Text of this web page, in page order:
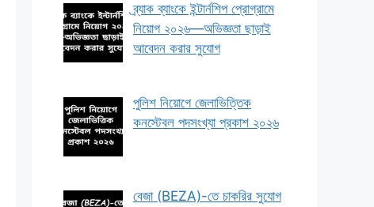
ব্র্যাক ব্যাংকে ইন্টার্নশিপ প্রোগ্রামে
নিয়োগ ২০২৬—অভিজ্ঞতা ছাড়াই
আবেদন করার সুযোগ
পুলিশ নিয়োগে জেলাভিত্তিক
কনস্টেবল পদসংখ্যা প্রকাশ ২০২৬
বেজা (BEZA)-তে চাকরির সুযোগ